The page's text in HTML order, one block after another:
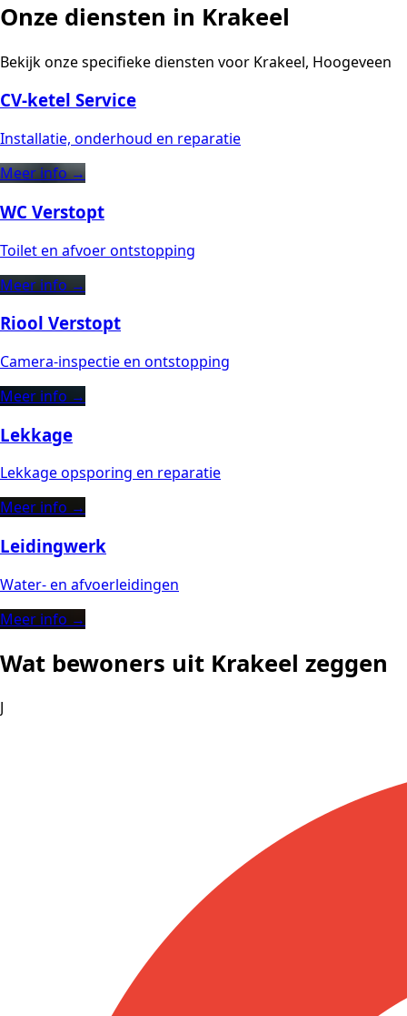
Onze diensten in Krakeel
Bekijk onze specifieke diensten voor Krakeel, Hoogeveen
CV-ketel Service
Installatie, onderhoud en reparatie
Meer info →
WC Verstopt
Toilet en afvoer ontstopping
Meer info →
Riool Verstopt
Camera-inspectie en ontstopping
Meer info →
Lekkage
Lekkage opsporing en reparatie
Meer info →
Leidingwerk
Water- en afvoerleidingen
Meer info →
Wat bewoners uit Krakeel zeggen
J